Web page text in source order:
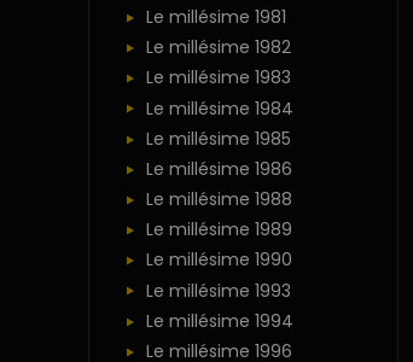
Le millésime 1981
Le millésime 1982
Le millésime 1983
Le millésime 1984
Le millésime 1985
Le millésime 1986
Le millésime 1988
Le millésime 1989
Le millésime 1990
Le millésime 1993
Le millésime 1994
Le millésime 1996